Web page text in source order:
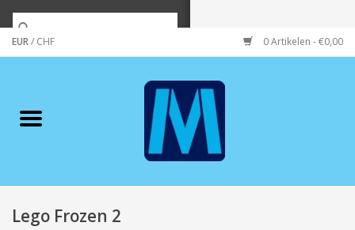
EUR/ CHF 0 Artikelen - €0,00
Merken
Wonen/koken/huishouden
Lego Frozen 2